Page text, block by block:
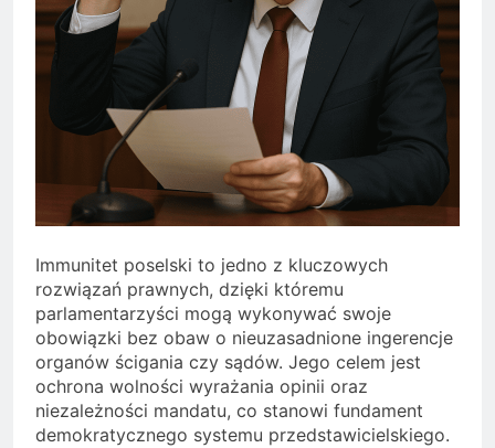
Immunitet poselski to jedno z kluczowych
rozwiązań prawnych, dzięki któremu
parlamentarzyści mogą wykonywać swoje
obowiązki bez obaw o nieuzasadnione ingerencje
organów ścigania czy sądów. Jego celem jest
ochrona wolności wyrażania opinii oraz
niezależności mandatu, co stanowi fundament
demokratycznego systemu przedstawicielskiego.